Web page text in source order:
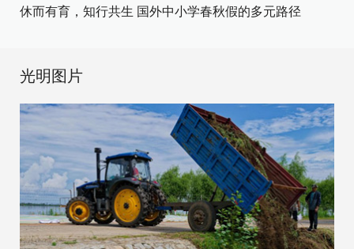
休而有育，知行共生 国外中小学春秋假的多元路径
光明图片